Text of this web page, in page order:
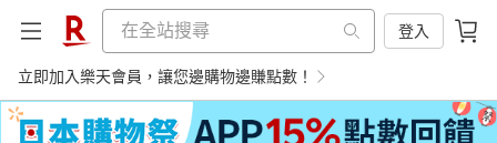
登入
立即加入樂天會員，讓您邊購物邊賺點數！